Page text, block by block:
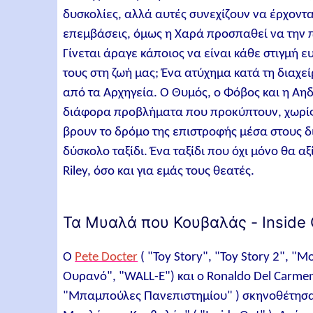
δυσκολίες, αλλά αυτές συνεχίζουν να
επεμβάσεις, όμως η Χαρά προσπαθεί να την
Γίνεται άραγε κάποιος να είναι κάθε
τους στη ζωή μας; Ένα ατύχημα κατά τη
από τα Αρχηγεία. Ο Θυμός, ο Φόβος και η
διάφορα προβλήματα που προκύπτουν,
βρουν το δρόμο της επιστροφής μέσα στους
δύσκολο ταξίδι. Ένα ταξίδι που όχι μόνο θα
Riley, όσο και για εμάς τους θεατές.
Τα Μυαλά που Κουβαλάς - Inside
Ο Pete Docter ( "Toy Story", "Toy Story 2",
Ουρανό", "WALL-E") και ο Ronaldo Del
"Μπαμπούλες Πανεπιστημίου" ) σκηνοθέτησαν